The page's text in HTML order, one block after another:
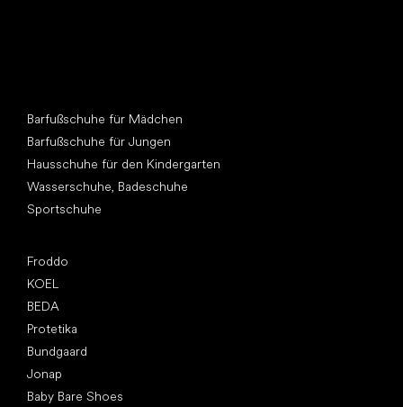
Barfußschuhe für Mädchen
Barfußschuhe für Jungen
Hausschuhe für den Kindergarten
Wasserschuhe, Badeschuhe
Sportschuhe
Froddo
KOEL
BEDA
Protetika
Bundgaard
Jonap
Baby Bare Shoes